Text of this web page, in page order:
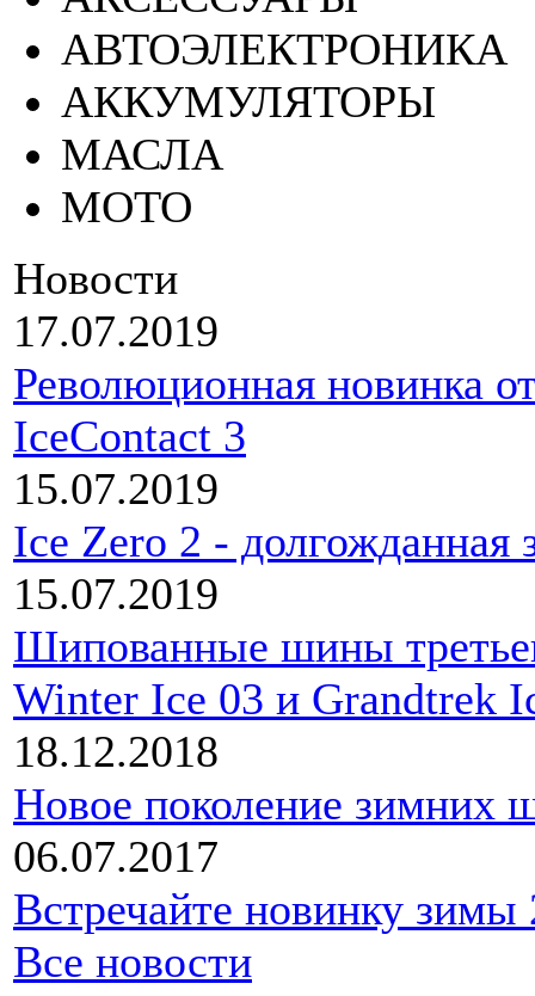
АВТОЭЛЕКТРОНИКА
АККУМУЛЯТОРЫ
МАСЛА
МОТО
Новости
17.07.2019
Революционная новинка
IceContact 3
15.07.2019
Ice Zero 2 -
15.07.2019
Шипованные шины
Winter Ice 03 и Grandtrek
18.12.2018
Новое поколение
06.07.2017
Встречайте новинку
Все новости